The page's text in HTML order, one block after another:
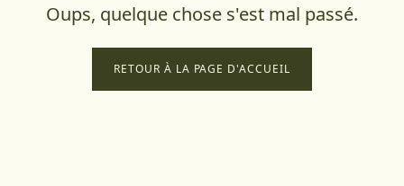
Oups, quelque chose s'est mal passé.
RETOUR À LA PAGE D'ACCUEIL